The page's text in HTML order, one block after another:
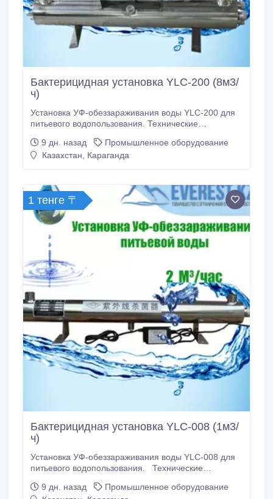
Бактерицидная установка YLC-200 (8м3/
ч)
Установка УФ-обеззараживания воды YLC-200 для
питьевого водопользования. Технические
Давление, кгс/см2 (min…max): 2…6
Гидравлическое сопротивление в установке, кгс/
9 дн. назад
Промышленное оборудование
Казахстан, Караганда
1 тенге 〒
Бактерицидная установка YLC-008 (1м3/
ч)
Установка УФ-обеззараживания воды YLC-008 для
питьевого водопользования. Технические
Давление, кгс/см2 (min…max): 2…6
9 дн. назад
Промышленное оборудование